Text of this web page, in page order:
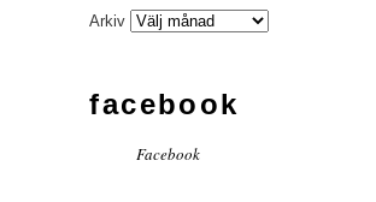
Arkiv
facebook
Facebook